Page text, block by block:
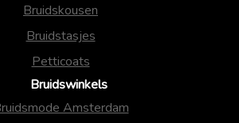
Bruidskousen
Bruidstasjes
Petticoats
Bruidswinkels
Amsterdam